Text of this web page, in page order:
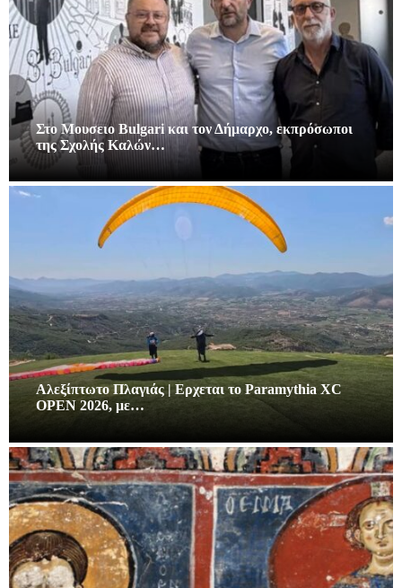
Στο Μουσειο Bulgari και τον Δήμαρχο, εκπρόσωποι
της Σχολής Καλών…
Αλεξίπτωτο Πλαγιάς | Ερχεται το Paramythia XC
OPEN 2026, με…